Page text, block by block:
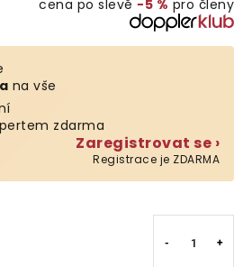
výhod
cena po slevě −5 % pro členy
na vše
zdarma
Zaregistrovat se ›
Registrace je ZDARMA